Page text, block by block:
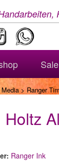
Sale
> Ranger
Holtz
Ranger Ink